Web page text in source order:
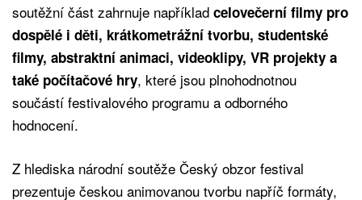
soutěžní část zahrnuje například celovečerní filmy pro
dospělé i děti, krátkometrážní tvorbu, studentské
filmy, abstraktní animaci, videoklipy, VR projekty a
také počítačové hry, které jsou plnohodnotnou
součástí festivalového programu a odborného
hodnocení.
Z hlediska národní soutěže Český obzor festival
prezentuje českou animovanou tvorbu napříč formáty,